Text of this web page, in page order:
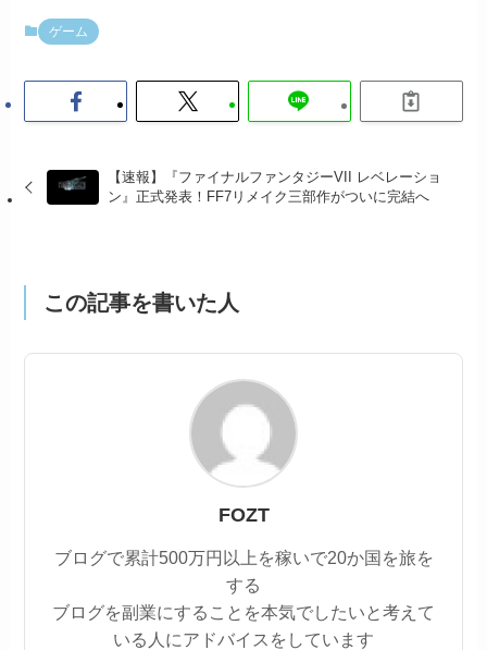
ゲーム
【速報】『ファイナルファンタジーVII レベレーショ
ン』正式発表！FF7リメイク三部作がついに完結へ
この記事を書いた人
FOZT
ブログで累計500万円以上を稼いで20か国を旅を
する
ブログを副業にすることを本気でしたいと考えて
いる人にアドバイスをしています